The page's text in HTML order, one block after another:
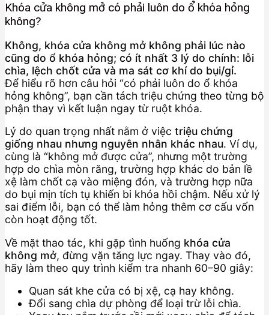
Khóa cửa không mở có phải luôn do ổ khóa hỏng
không?
Không, khóa cửa không mở không phải lúc nào
cũng do ổ khóa hỏng; có ít nhất 3 lý do chính: lỗi
chìa, lệch chốt cửa và ma sát cơ khí do bụi/gỉ.
Để hiểu rõ hơn câu hỏi “có phải luôn do ổ khóa
hỏng không”, bạn cần tách triệu chứng theo từng bộ
phận thay vì kết luận ngay từ ruột khóa.
Lý do quan trọng nhất nằm ở việc triệu chứng
giống nhau nhưng nguyên nhân khác nhau. Ví dụ,
cùng là “không mở được cửa”, nhưng một trường
hợp do chìa mòn răng, trường hợp khác do bản lề
xệ làm chốt cạ vào miệng đón, và trường hợp nữa
do bụi mịn tích tụ khiến bi khóa hồi chậm. Nếu xử lý
sai điểm lỗi, bạn có thể làm hỏng thêm cơ cấu vốn
còn hoạt động tốt.
Về mặt thao tác, khi gặp tình huống khóa cửa
không mở, đừng vặn tăng lực ngay. Thay vào đó,
hãy làm theo quy trình kiểm tra nhanh 60–90 giây:
Quan sát khe cửa có bị xệ, cạ hay không.
Đổi sang chìa dự phòng để loại trừ lỗi chìa.